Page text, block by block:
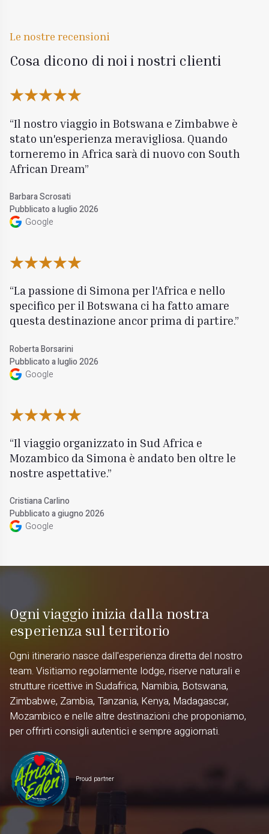
Le nostre recensioni
Cosa dicono di noi i nostri clienti
Il nostro viaggio in Botswana e Zimbabwe è
stato un'esperienza meravigliosa. Quando
torneremo in Africa sarà di nuovo con South
African Dream
Barbara Scrosati
Pubblicato a luglio 2026
Google
La passione di Simona per l'Africa e nello
specifico per il Botswana ci ha fatto amare
questa destinazione ancor prima di partire.
Roberta Borsarini
Pubblicato a luglio 2026
Google
Il viaggio organizzato in Sud Africa e
Mozambico da Simona è andato ben oltre le
nostre aspettative.
Cristiana Carlino
Pubblicato a giugno 2026
Google
Ogni viaggio inizia dalla nostra
esperienza sul territorio
Ogni itinerario nasce dall'esperienza diretta del nostro
team. Visitiamo regolarmente lodge, riserve naturali e
strutture ricettive in Sudafrica, Namibia, Botswana,
Zimbabwe, Zambia, Tanzania, Kenya, Madagascar,
Mozambico e nelle altre destinazioni che proponiamo,
per offrirti consigli autentici e sempre aggiornati.
Proud partner